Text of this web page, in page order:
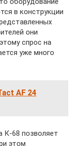
в конструкции
они
спрос на
уже много
AF 24
К-68 позволяет
этом